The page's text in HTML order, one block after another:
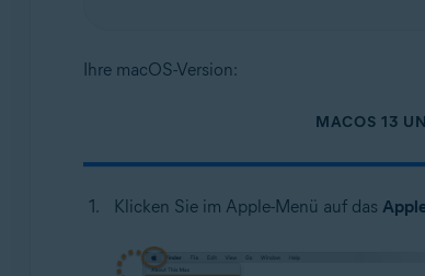
Ihre macOS-Version:
MACOS 13
Klicken Sie im Apple-Menü auf das